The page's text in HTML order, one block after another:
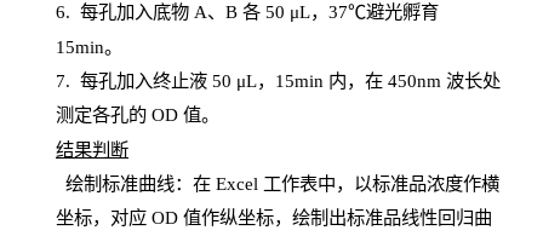
6. 每孔加入底物A、B 各 50 μL，37℃避光孵育
15min。
7. 每孔加入终止液 50 μL， 15min 内，在450nm 波长处
测定各孔的 OD 值。
结果判断
绘制标准曲线：在 Excel 工作表中，以标准品浓度作横
坐标，对应OD 值作纵坐标，绘制出标准品线性回归曲